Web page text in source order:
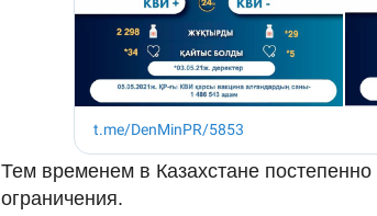
Тем временем в Казахстане
ограничения.